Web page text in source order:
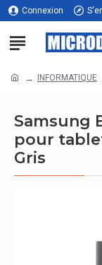
Connexion
INFORMATIQUE
Samsung
pour
Gris